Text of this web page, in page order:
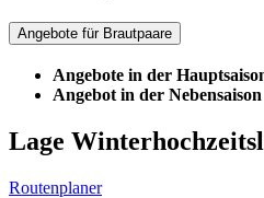
Angebote für Brautpaare
Angebote in der
Angebot in der Nebensaison
Lage
Routenplaner